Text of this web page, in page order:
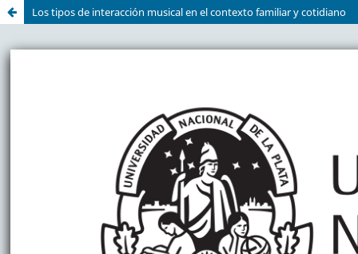
Los tipos de interacción musical en el contexto familiar y cotidiano